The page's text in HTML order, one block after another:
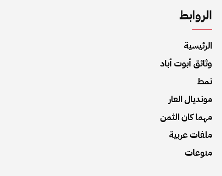
الروابط
الرئيسية
وثائق أبوت أباد
نمط
مونديال العار
مهما كان الثمن
ملفات عربية
منوعات